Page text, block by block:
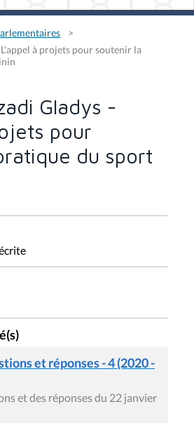
à projets pour soutenir la
Gladys -
pour
du sport
et réponses - 4 (2020 -
et des réponses du 22 janvier